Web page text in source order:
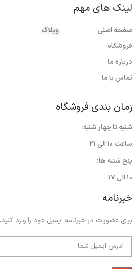
لینک های مهم
صفحه اصلی
فروشگاه
درباره ما
تماس با ما
وبلاگ
زمان بندی فروشگاه
شنبه تا چهار شنبه:
ساعت ۱۰ الی ۲۱
پنج شنبه ها:
۱۰ الی ۱۷
خبرنامه
برای عضویت در خبرنامه ایمیل خود را وارد کنید.